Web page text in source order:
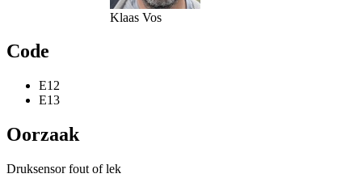
Klaas Vos
Code
E12
E13
Oorzaak
Druksensor fout of lek